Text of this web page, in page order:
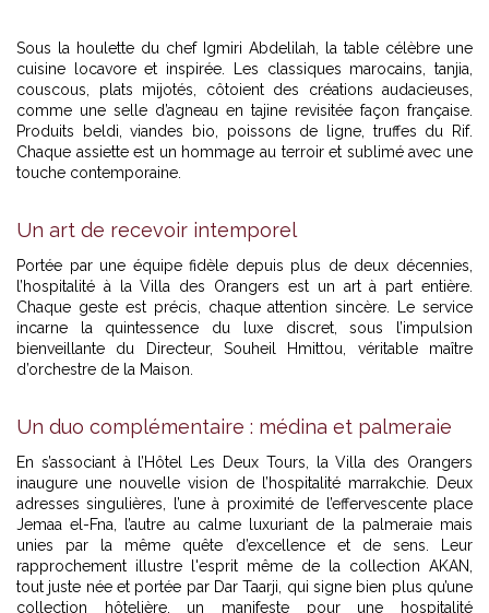
Sous la houlette du chef Igmiri Abdelilah, la table célèbre une
cuisine locavore et inspirée. Les classiques marocains, tanjia,
couscous, plats mijotés, côtoient des créations audacieuses,
comme une selle d’agneau en tajine revisitée façon française.
Produits beldi, viandes bio, poissons de ligne, truffes du Rif.
Chaque assiette est un hommage au terroir et sublimé avec une
touche contemporaine.
Un art de recevoir intemporel
Portée par une équipe fidèle depuis plus de deux décennies,
l’hospitalité à la Villa des Orangers est un art à part entière.
Chaque geste est précis, chaque attention sincère. Le service
incarne la quintessence du luxe discret, sous l’impulsion
bienveillante du Directeur, Souheil Hmittou, véritable maître
d’orchestre de la Maison.
Un duo complémentaire : médina et palmeraie
En s’associant à l’Hôtel Les Deux Tours, la Villa des Orangers
inaugure une nouvelle vision de l’hospitalité marrakchie. Deux
adresses singulières, l’une à proximité de l’effervescente place
Jemaa el-Fna, l’autre au calme luxuriant de la palmeraie mais
unies par la même quête d’excellence et de sens. Leur
rapprochement illustre l'esprit même de la collection AKAN,
tout juste née et portée par Dar Taarji, qui signe bien plus qu’une
collection hôtelière, un manifeste pour une hospitalité